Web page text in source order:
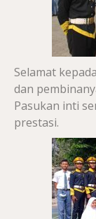
Selamat
dan
Pasukan inti
prestasi.